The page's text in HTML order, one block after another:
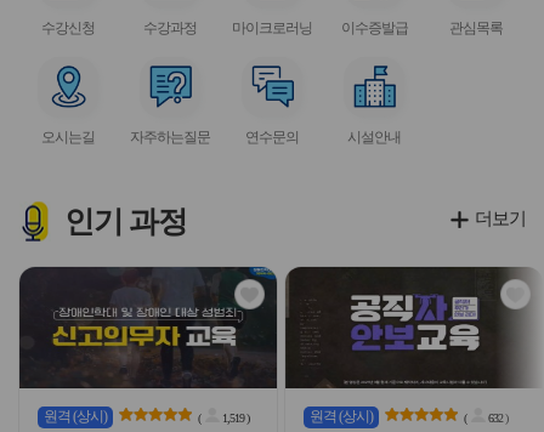
스
이
콘
수강신청
스
이
콘
수강과정
스
이
콘
마이크로러닝
스
이
콘
이수증발급
스
관심목록
서
스
콘
오시는길
서
스
콘
자주하는질문
서
스
연수문의
서
스
시설안내
인기 과정
관
심
아
이
콘
원격 (상시) ( 1,519)
관
심
원격 (상시) ( 632)
더보기